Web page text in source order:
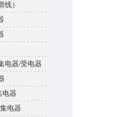
线）
电器/受电器
电器
电器